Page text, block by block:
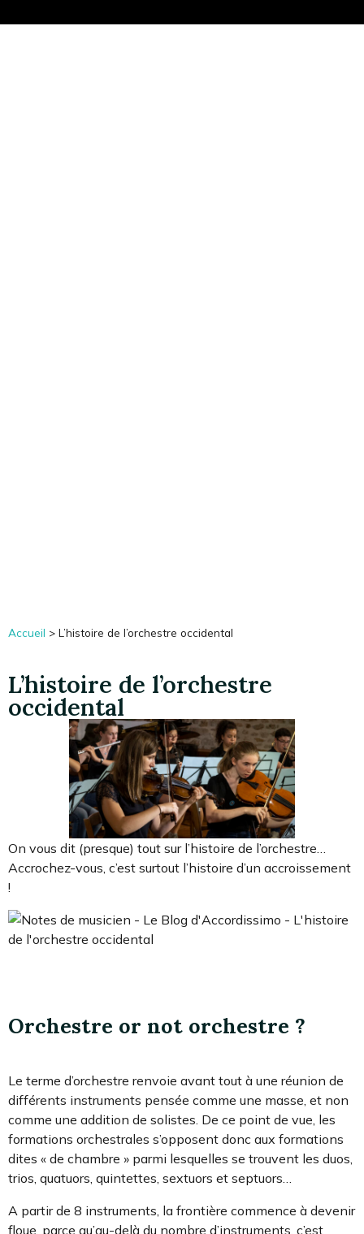
Accueil > L’histoire de l’orchestre occidental
L’histoire de l’orchestre
occidental
On vous dit (presque) tout sur l’histoire de l’orchestre…
Accrochez-vous, c’est surtout l’histoire d’un accroissement
!
Orchestre or not orchestre ?
Le terme d’orchestre renvoie avant tout à une réunion de
différents instruments pensée comme une masse, et non
comme une addition de solistes. De ce point de vue, les
formations orchestrales s’opposent donc aux formations
dites « de chambre » parmi lesquelles se trouvent les duos,
trios, quatuors, quintettes, sextuors et septuors…
A partir de 8 instruments, la frontière commence à devenir
floue, parce qu’au-delà du nombre d’instruments, c’est